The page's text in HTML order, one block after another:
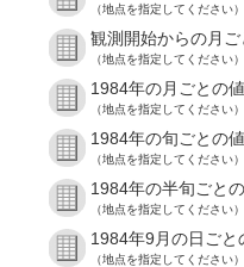
（地点を指定してください）
観測開始からの月
（地点を指定してください）
1984年の月ごとの
（地点を指定してください）
1984年の旬ごとの
（地点を指定してください）
1984年の半旬ごと
（地点を指定してください）
1984年9月の日ごと
（地点を指定してください）